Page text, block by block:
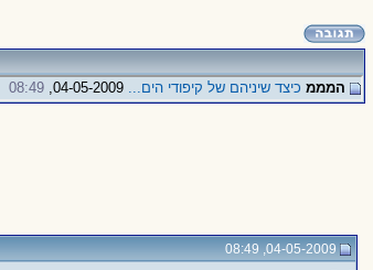
המממ כיצד שיניהם של קיפודי הים... 08:49
04-05-2009, 08:49